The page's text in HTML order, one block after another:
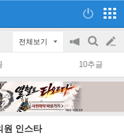
전체보기
공
지
on/off
검
색
글
쓰
10추글
원 인스타